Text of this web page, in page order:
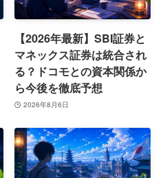
【2026年最新】SBI証券と
マネックス証券は統合され
る？ドコモとの資本関係か
ら今後を徹底予想
2026年8月6日